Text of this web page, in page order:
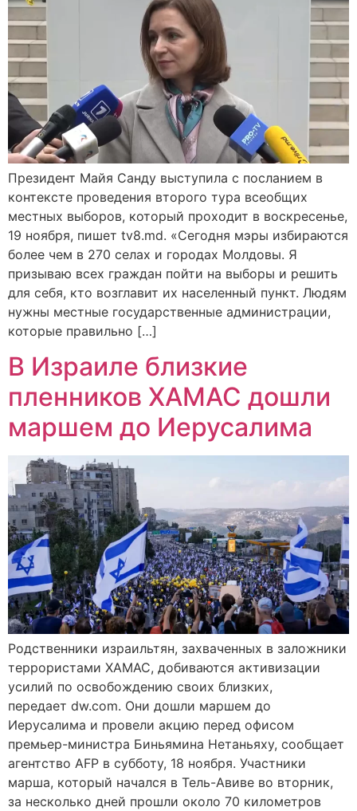
Президент Майя Санду выступила с посланием в
контексте проведения второго тура всеобщих
местных выборов, который проходит в воскресенье,
19 ноября, пишет tv8.md. «Сегодня мэры избираются
более чем в 270 селах и городах Молдовы. Я
призываю всех граждан пойти на выборы и решить
для себя, кто возглавит их населенный пункт. Людям
нужны местные государственные администрации,
которые правильно […]
В Израиле близкие
пленников ХАМАС дошли
маршем до Иерусалима
Родственники израильтян, захваченных в заложники
террористами ХАМАС, добиваются активизации
усилий по освобождению своих близких,
передает dw.com. Они дошли маршем до
Иерусалима и провели акцию перед офисом
премьер-министра Биньямина Нетаньяху, сообщает
агентство AFP в субботу, 18 ноября. Участники
марша, который начался в Тель-Авиве во вторник,
за несколько дней прошли около 70 километров